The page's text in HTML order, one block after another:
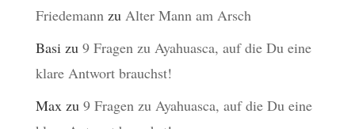
Friedemannzu Alter Mann am Arsch
Basizu 9 Fragen zu Ayahuasca, auf die Du eine
klare Antwort brauchst!
Maxzu 9 Fragen zu Ayahuasca, auf die Du eine